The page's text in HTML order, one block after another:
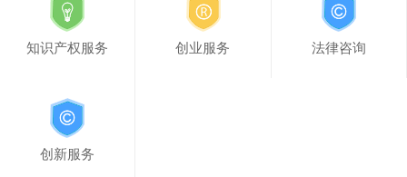
知识产权服务 创业服务 法律咨询
创新服务